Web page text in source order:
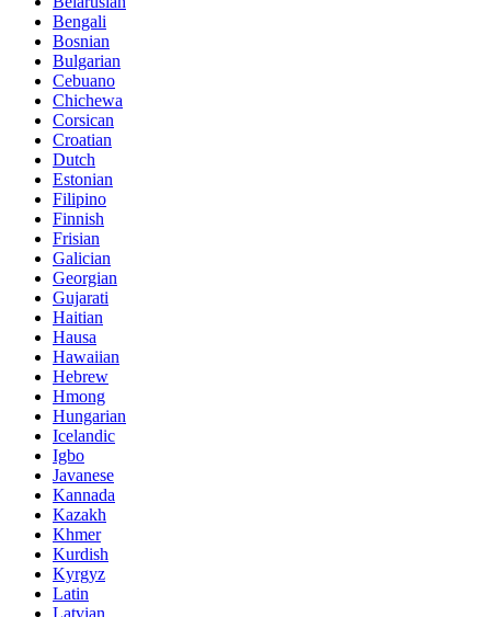
Bengali
Bosnian
Bulgarian
Cebuano
Chichewa
Corsican
Croatian
Dutch
Estonian
Filipino
Finnish
Frisian
Galician
Georgian
Gujarati
Haitian
Hausa
Hawaiian
Hebrew
Hmong
Hungarian
Icelandic
Igbo
Javanese
Kannada
Kazakh
Khmer
Kurdish
Kyrgyz
Latin
Latvian